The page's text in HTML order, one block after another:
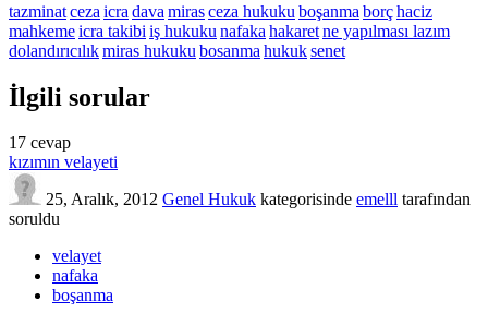
tazminatceza icra dava mirasceza hukuku boşanma borçhaciz
mahkemeicra takibi iş hukuku nafaka hakaretne yapılması lazım
dolandırıcılıkmiras hukuku bosanma hukuksenet
İlgili sorular
17 cevap
kızımın velayeti
25, Aralık, 2012 Genel Hukuk kategorisinde emelll tarafından
soruldu
velayet
nafaka
boşanma